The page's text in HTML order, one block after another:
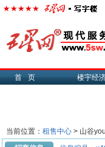
首页 楼宇经
当前位置： 租售中心 > 山谷